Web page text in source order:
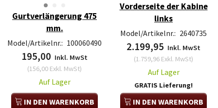
Gurtverlängerung 475
mm.
Model/Artikelnr.: 100060490
195,00 Inkl. MwSt
(156,00 Exkl. MwSt)
Auf Lager
IN DEN WARENKORB
Vorderseite der Kabine
links
Model/Artikelnr.: 2640735
2.199,95 Inkl. MwSt
(1.759,96 Exkl. MwSt)
Auf Lager
GRATIS Lieferung!
IN DEN WARENKORB